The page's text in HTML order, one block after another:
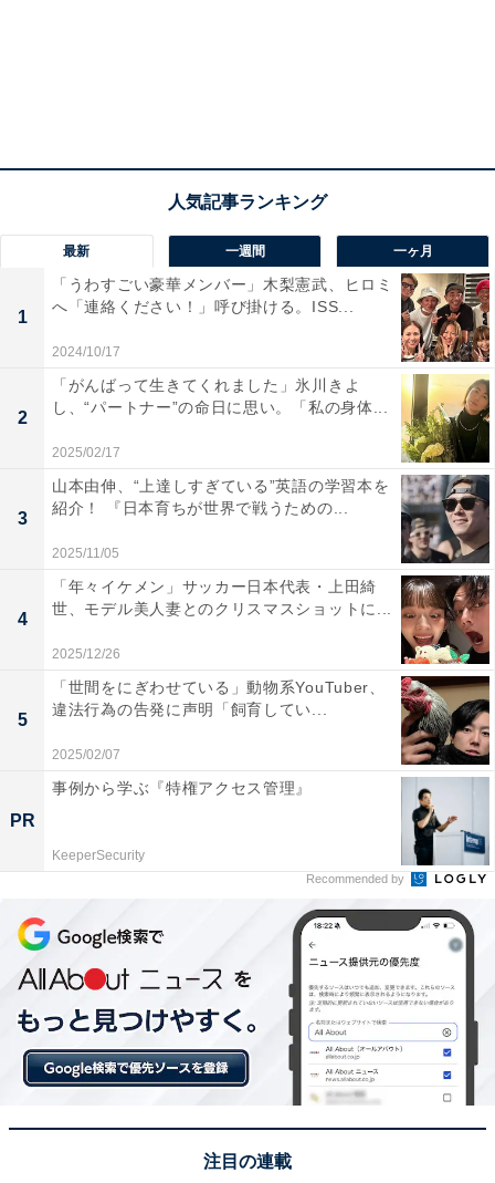
最新 一週間 一ヶ月
1
「うわすごい豪華メンバー」木梨憲武、ヒロミ
へ「連絡ください！」呼び掛ける。ISS...
2024/10/17
2
「がんばって生きてくれました」氷川きよ
し、“パートナー”の命日に思い。「私の身体...
2025/02/17
3
山本由伸、“上達しすぎている”英語の学習本を
紹介！ 『日本育ちが世界で戦うための...
2025/11/05
4
「年々イケメン」サッカー日本代表・上田綺
世、モデル美人妻とのクリスマスショットに...
2025/12/26
5
「世間をにぎわせている」動物系YouTuber、
違法行為の告発に声明「飼育してい...
2025/02/07
PR
事例から学ぶ『特権アクセス管理』
KeeperSecurity
Recommended by
注目の連載